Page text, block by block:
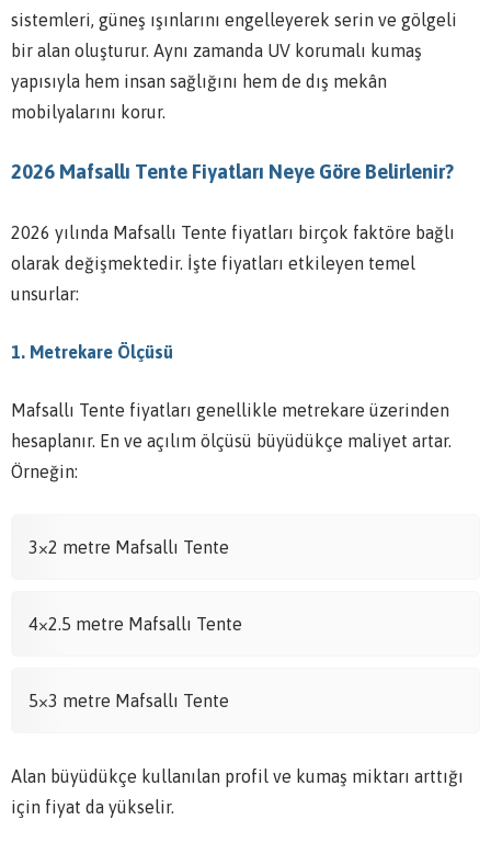
sistemleri, güneş ışınlarını engelleyerek serin ve gölgeli
bir alan oluşturur. Aynı zamanda UV korumalı kumaş
yapısıyla hem insan sağlığını hem de dış mekân
mobilyalarını korur.
2026 Mafsallı Tente Fiyatları Neye Göre Belirlenir?
2026 yılında Mafsallı Tente fiyatları birçok faktöre bağlı
olarak değişmektedir. İşte fiyatları etkileyen temel
unsurlar:
1. Metrekare Ölçüsü
Mafsallı Tente fiyatları genellikle metrekare üzerinden
hesaplanır. En ve açılım ölçüsü büyüdükçe maliyet artar.
Örneğin:
3×2 metre Mafsallı Tente
4×2.5 metre Mafsallı Tente
5×3 metre Mafsallı Tente
Alan büyüdükçe kullanılan profil ve kumaş miktarı arttığı
için fiyat da yükselir.